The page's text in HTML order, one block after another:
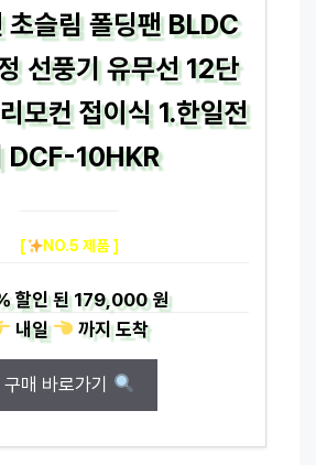
초슬림 폴딩팬 BLDC
선풍기 유무선 12단
모컨 접이식 1.한일전
DCF-10HKR
[ NO.5 제품 ]
할인 된179,000 원
내일
까지도착
구매 바로가기